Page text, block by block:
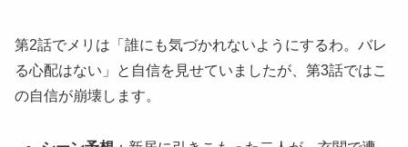
第2話でメリは「誰にも気づかれないようにするわ。バレ
る心配はない」と自信を見せていましたが、第3話ではこ
の自信が崩壊します。